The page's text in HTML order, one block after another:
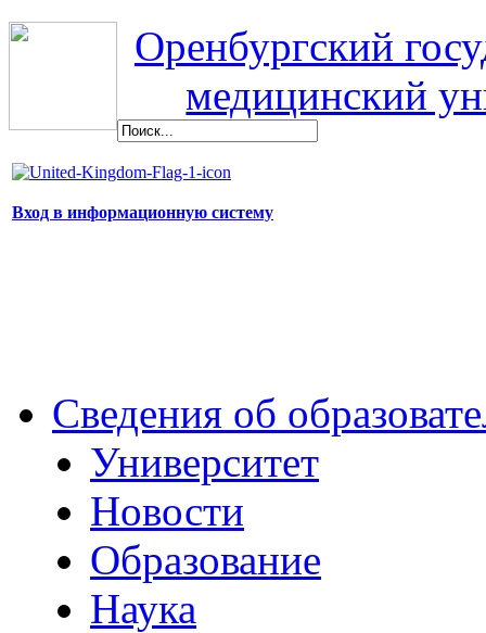
Оренбургский
медицинский
Вход в информационную систему
Сведения об
Университет
Новости
Образование
Наука